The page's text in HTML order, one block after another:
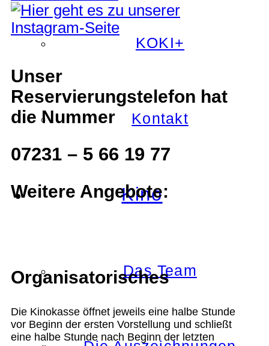
KOKI+
Kontakt
Kino
Das Team
Unser
Reservierungstelefon hat
die Nummer
07231 – 5 66 19 77
Weitere Angebote:
Organisatorisches
Die Kinokasse öffnet jeweils eine halbe Stunde
vor Beginn der ersten Vorstellung und schließt
eine halbe Stunde nach Beginn der letzten